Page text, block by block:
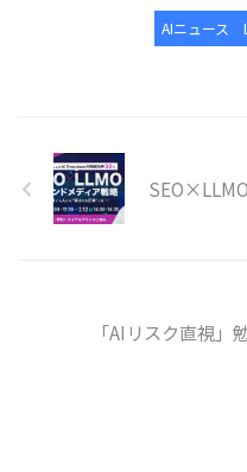
AIニュース
「AIリスク直視